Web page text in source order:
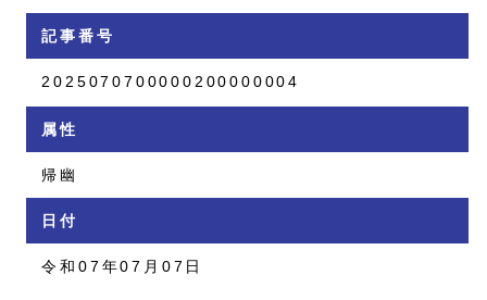
記事番号
2025070700000200000004
属性
帰幽
日付
令和07年07月07日